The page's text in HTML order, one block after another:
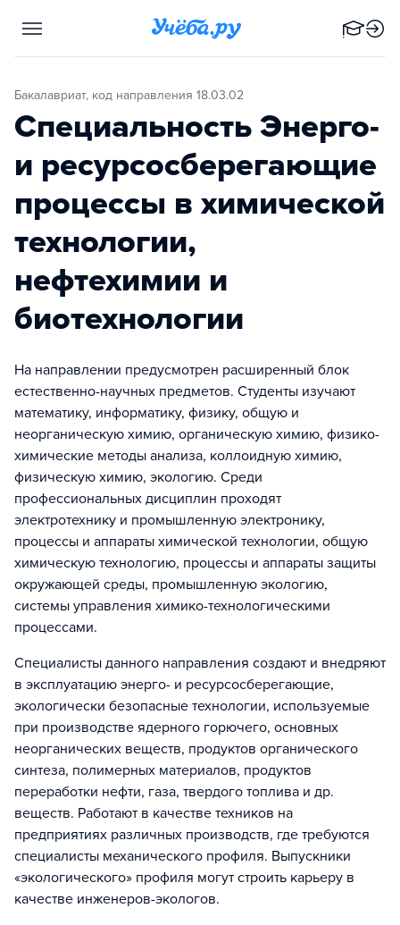
Бакалавриат, код направления 18.03.02
Специальность Энерго-
и ресурсосберегающие
процессы в химической
технологии,
нефтехимии и
биотехнологии
На направлении предусмотрен расширенный блок
естественно-научных предметов. Студенты изучают
математику, информатику, физику, общую и
неорганическую химию, органическую химию, физико-
химические методы анализа, коллоидную химию,
физическую химию, экологию. Среди
профессиональных дисциплин проходят
электротехнику и промышленную электронику,
процессы и аппараты химической технологии, общую
химическую технологию, процессы и аппараты защиты
окружающей среды, промышленную экологию,
системы управления химико-технологическими
процессами.
Специалисты данного направления создают и внедряют
в эксплуатацию энерго- и ресурсосберегающие,
экологически безопасные технологии, используемые
при производстве ядерного горючего, основных
неорганических веществ, продуктов органического
синтеза, полимерных материалов, продуктов
переработки нефти, газа, твердого топлива и др.
веществ. Работают в качестве техников на
предприятиях различных производств, где требуются
специалисты механического профиля. Выпускники
«экологического» профиля могут строить карьеру в
качестве инженеров-экологов.